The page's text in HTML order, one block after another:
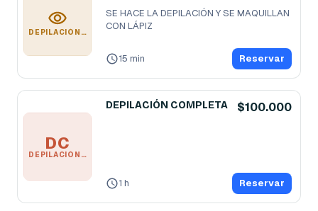
DEPILACIÓN DE CEJA CON DISEÑO
SE HACE LA DEPILACIÓN Y SE MAQUILLAN
CON LÁPIZ
15 min Reservar
DC
DEPILACIÓN COMPLETA
DEPILACIÓN COMPLETA $100.000
1 h Reservar